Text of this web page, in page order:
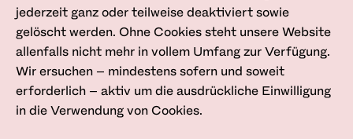
jederzeit ganz oder teilweise deaktiviert sowie
gelöscht werden. Ohne Cookies steht unsere Website
allenfalls nicht mehr in vollem Umfang zur Verfügung.
Wir ersuchen – mindestens sofern und soweit
erforderlich – aktiv um die ausdrückliche Einwilligung
in die Verwendung von Cookies.